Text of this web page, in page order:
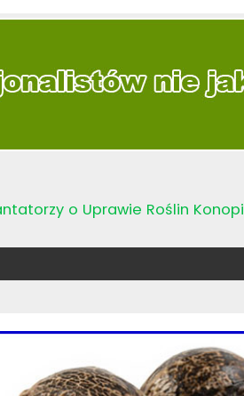
o Uprawie Roślin Konopi